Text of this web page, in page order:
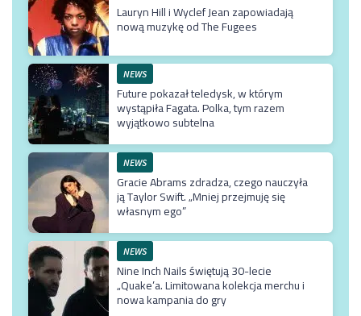
Lauryn Hill i Wyclef Jean zapowiadają
nową muzykę od The Fugees
NEWS
Future pokazał teledysk, w którym
wystąpiła Fagata. Polka, tym razem
wyjątkowo subtelna
NEWS
Gracie Abrams zdradza, czego nauczyła
ją Taylor Swift. „Mniej przejmuję się
własnym ego”
NEWS
Nine Inch Nails świętują 30-lecie
„Quake’a. Limitowana kolekcja merchu i
nowa kampania do gry